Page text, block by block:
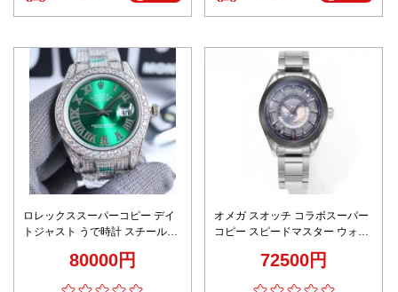
ロレックススーパーコピー デイ
トジャスト うで時計 スチールバ
80000円
オメガ スオッチ コラボスーパー
コピー スピードマスター ウォッ
72500円